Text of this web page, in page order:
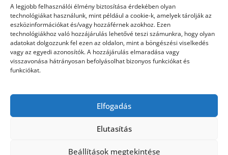
A legjobb felhasználói élmény biztosítása érdekében olyan
technológiákat használunk, mint például a cookie-k, amelyek tárolják az
eszközinformációkat és/vagy hozzáférnek azokhoz. Ezen
technológiákhoz való hozzájárulás lehetővé teszi számunkra, hogy olyan
adatokat dolgozzunk fel ezen az oldalon, mint a böngészési viselkedés
vagy az egyedi azonosítók. A hozzájárulás elmaradása vagy
visszavonása hátrányosan befolyásolhat bizonyos funkciókat és
funkciókat.
Elfogadás
Elutasítás
Beállítások megtekintése
Krasznai Tünde Like LiL C. Malek Miklós mentor Muri Enikő
Nagy Feró Oláh Gergő Péterffy Lili Rocktenors RTL Klub
Cowell Szabó Dávid Szabó Ádám Szikora Róbert Takács Nikolas
Tarány Tamás Tóth Gabi Vastag Csaba Vastag Tamás
Kati X-factor X-FaktorX-Faktor videók
X-Faktor válogatásx faktor döntő Zámbó
©2026 X-Faktor Magyarországon 2014 – hírek –